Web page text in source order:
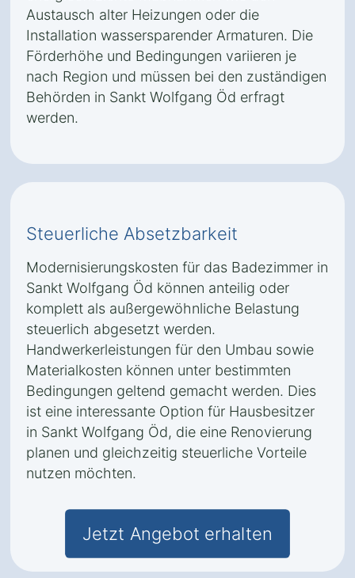
Austausch alter Heizungen oder die
Installation wassersparender Armaturen. Die
Förderhöhe und Bedingungen variieren je
nach Region und müssen bei den zuständigen
Behörden in Sankt Wolfgang Öd erfragt
werden.
Steuerliche Absetzbarkeit
Modernisierungskosten für das Badezimmer in
Sankt Wolfgang Öd können anteilig oder
komplett als außergewöhnliche Belastung
steuerlich abgesetzt werden.
Handwerkerleistungen für den Umbau sowie
Materialkosten können unter bestimmten
Bedingungen geltend gemacht werden. Dies
ist eine interessante Option für Hausbesitzer
in Sankt Wolfgang Öd, die eine Renovierung
planen und gleichzeitig steuerliche Vorteile
nutzen möchten.
Jetzt Angebot erhalten